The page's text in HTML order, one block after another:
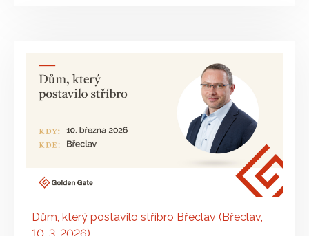
Dům, který postavilo stříbro Břeclav (Břeclav,